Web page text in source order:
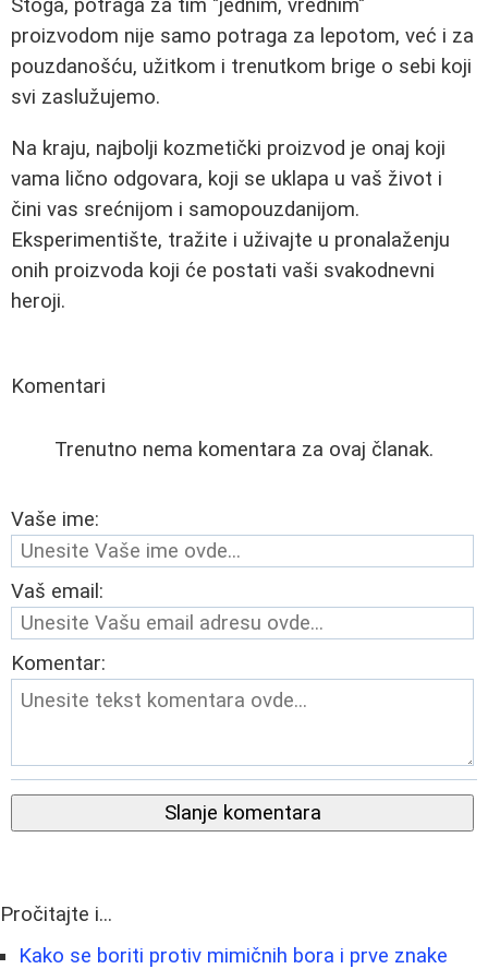
Stoga, potraga za tim "jednim, vrednim"
proizvodom nije samo potraga za lepotom, već i za
pouzdanošću, užitkom i trenutkom brige o sebi koji
svi zaslužujemo.
Na kraju, najbolji kozmetički proizvod je onaj koji
vama lično odgovara, koji se uklapa u vaš život i
čini vas srećnijom i samopouzdanijom.
Eksperimentište, tražite i uživajte u pronalaženju
onih proizvoda koji će postati vaši svakodnevni
heroji.
Komentari
Trenutno nema komentara za ovaj članak.
Vaše ime:
Vaš email:
Komentar:
Slanje komentara
Pročitajte i...
Kako se boriti protiv mimičnih bora i prve znake